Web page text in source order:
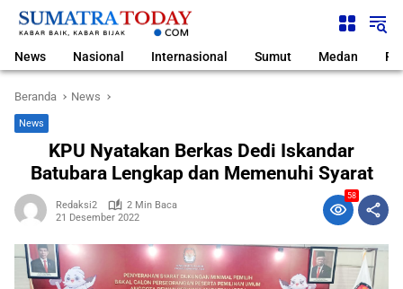
Langsung
News Nasional Internasional Sumut Medan
Beranda News
News
KPU Nyatakan Berkas Dedi Iskandar
Batubara Lengkap dan Memenuhi Syarat
Redaksi2
2 Min Baca
21 Desember 2022
58